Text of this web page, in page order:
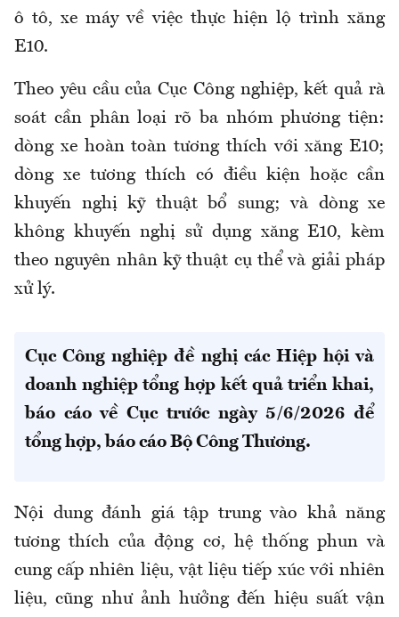
ô tô, xe máy về việc thực hiện lộ trình xăng
E10.
Theo yêu cầu của Cục Công nghiệp, kết quả rà
soát cần phân loại rõ ba nhóm phương tiện:
dòng xe hoàn toàn tương thích với xăng E10;
dòng xe tương thích có điều kiện hoặc cần
khuyến nghị kỹ thuật bổ sung; và dòng xe
không khuyến nghị sử dụng xăng E10, kèm
theo nguyên nhân kỹ thuật cụ thể và giải pháp
xử lý.
Cục Công nghiệp đề nghị các Hiệp hội và
doanh nghiệp tổng hợp kết quả triển khai,
báo cáo về Cục trước ngày 5/6/2026 để
tổng hợp, báo cáo Bộ Công Thương.
Nội dung đánh giá tập trung vào khả năng
tương thích của động cơ, hệ thống phun và
cung cấp nhiên liệu, vật liệu tiếp xúc với nhiên
liệu, cũng như ảnh hưởng đến hiệu suất vận